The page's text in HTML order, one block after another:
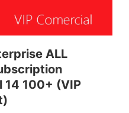
ALL
14 100+ (VIP